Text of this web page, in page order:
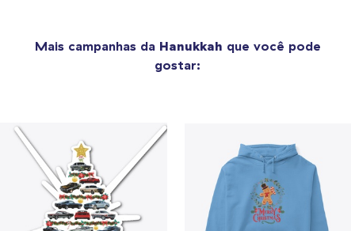
Mais campanhas da Hanukkah que você pode
gostar: